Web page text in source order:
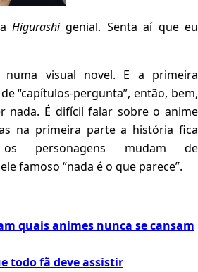
Higurashigenial. Senta aí que eu
visual novel. E a primeira
“capítulos-pergunta”, então, bem,
nada. É difícil falar sobre o anime
na primeira parte a história fica
personagens mudam de
famoso “nada é o que parece”.
quais animes nunca se cansam
todo fã deve assistir